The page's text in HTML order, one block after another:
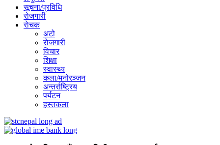
सूचना/प्रविधि
रोजगारी
राेचक
अटो
रोजगारी
विचार
शिक्षा
स्वास्थ्य
कला/मनोरञ्जन
अन्तर्राष्ट्रिय
पर्यटन
हस्तकला